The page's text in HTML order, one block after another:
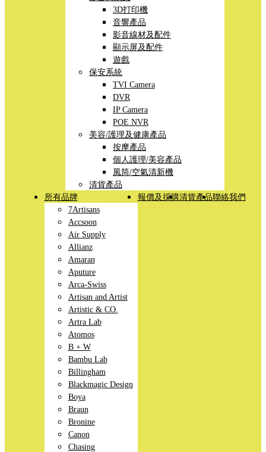
3D打印機
音響產品
影音線材及配件
顯示屏及配件
遊戲
保安系統
TVI Camera
DVR
IP Camera
POE NVR
美容/護理及健康產品
按摩產品
個人護理/美容產品
風筒/空氣清新機
清貨產品
所有品牌
7Artisans
Accsoon
Air Supply
Allianz
Amaran
Aputure
Arca-Swiss
Artisan and Artist
Artistic & CO.
Artra Lab
Atomos
B + W
Bambu Lab
Billingham
Blackmagic Design
Boya
Braun
Bronine
Canon
Chasing
報價及採購清貨產品聯絡我們